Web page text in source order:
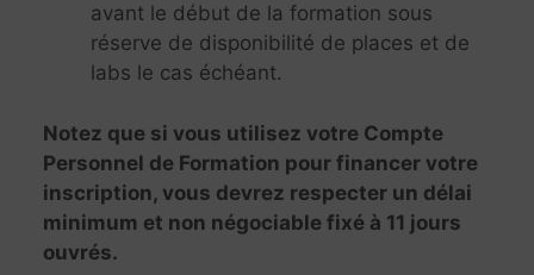
avant le début de la formation sous
réserve de disponibilité de places et de
labs le cas échéant.
Notez que si vous utilisez votre Compte
Personnel de Formation pour financer votre
inscription, vous devrez respecter un délai
minimum et non négociable fixé à 11 jours
ouvrés.